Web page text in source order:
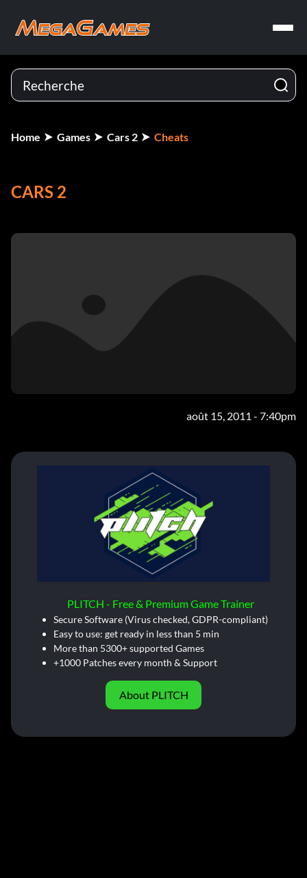
Home Games Cars 2 Cheats
CARS 2
août 15, 2011 - 7:40pm
PLITCH - Free & Premium Game Trainer
Secure Software (Virus checked, GDPR-compliant)
Easy to use: get ready in less than 5 min
More than 5300+ supported Games
+1000 Patches every month & Support
About PLITCH